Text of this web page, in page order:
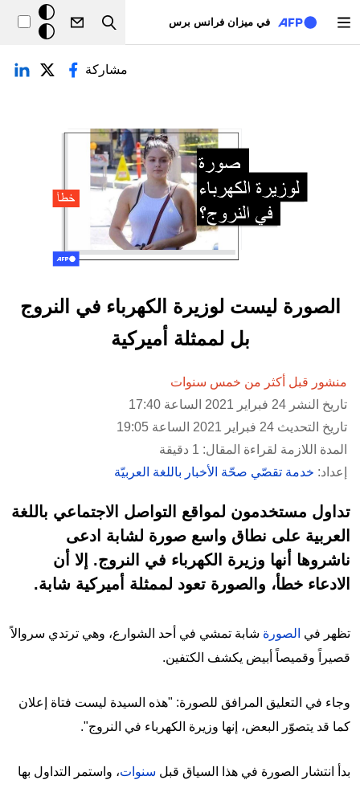
في ميزان فرانس برس
Search
خلفيّة
داكنة
التبويبات الأساسية
مشاركة
الصورة ليست لوزيرة الكهرباء في النروج
بل لممثلة أميركية
منشور قبل أكثر من خمس سنوات
تاريخ النشر 24 فبراير 2021 الساعة 17:40
تاريخ التحديث 24 فبراير 2021 الساعة 19:05
المدة اللازمة لقراءة المقال: 1 دقيقة
إعداد: خدمة تقصّي صحّة الأخبار باللغة العربيّة
تداول مستخدمون لمواقع التواصل الاجتماعي باللغة
العربية على نطاق واسع صورة لشابة ادعى
ناشروها أنها وزيرة الكهرباء في النروج. إلا أن
الادعاء خطأ، والصورة تعود لممثلة أميركية شابة.
تظهر في الصورة شابة تمشي في أحد الشوارع، وهي ترتدي سروالاً
قصيراً وقميصاً أبيض يكشف الكتفين.
وجاء في التعليق المرافق للصورة: "هذه السيدة ليست فتاة إعلان
كما قد يتصوّر البعض، إنها وزيرة الكهرباء في النروج".
بدأ انتشار الصورة في هذا السياق قبل سنوات، واستمر التداول بها